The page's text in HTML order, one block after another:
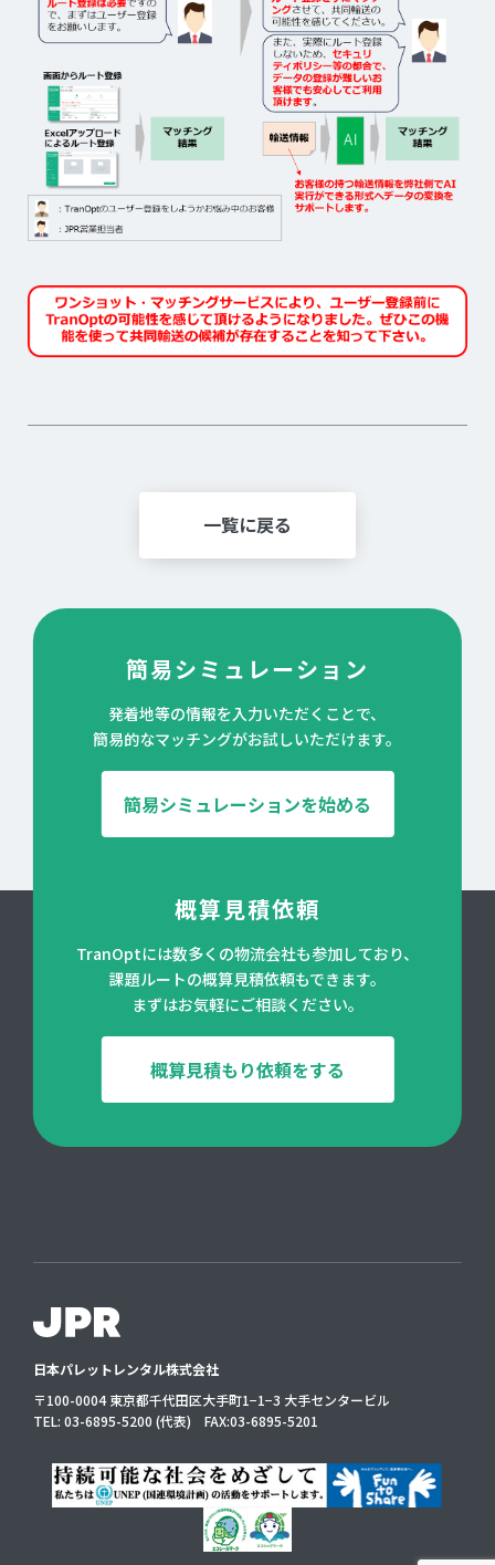
一覧に戻る
簡易シミュレーション
発着地等の情報を入力いただくことで、
簡易的なマッチングがお試しいただけます。
簡易シミュレーションを始める
概算見積依頼
TranOptには数多くの物流会社も参加しており、
課題ルートの概算見積依頼もできます。
まずはお気軽にご相談ください。
概算見積もり依頼をする
日本パレットレンタル株式会社
〒100-0004 東京都千代田区大手町1−1−3 大手センタービル
TEL: 03-6895-5200 (代表) FAX:03-6895-5201